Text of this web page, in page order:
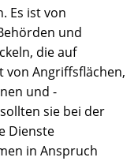
Es ist von
und
die auf
von Angriffsflächen,
und -
sie bei der
Dienste
in Anspruch